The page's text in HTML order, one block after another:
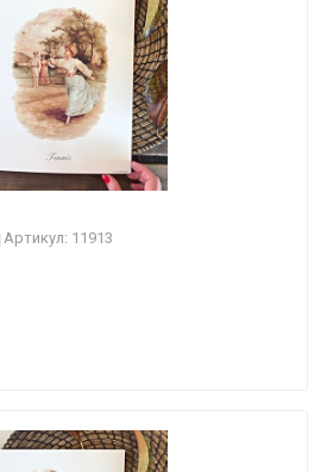
Артикул: 11913